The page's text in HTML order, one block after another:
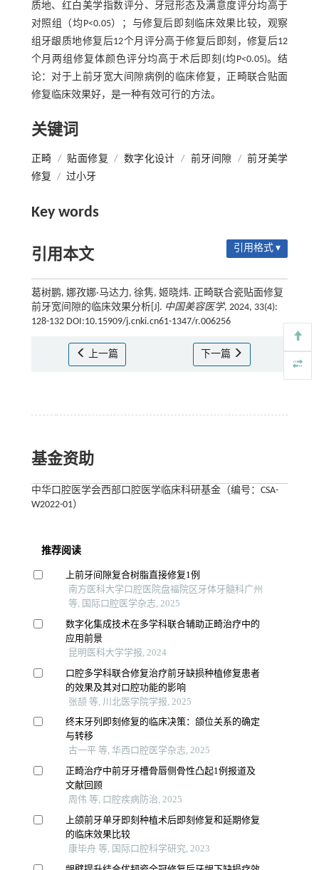
质地、红白美学指数评分、牙冠形态及满意度评分均高于
对照组（均P<0.05）；与修复后即刻临床效果比较，观察
组牙龈质地修复后12个月评分高于修复后即刻，修复后12
个月两组修复体颜色评分均高于术后即刻(均P<0.05)。结
论：对于上前牙宽大间隙病例的临床修复，正畸联合贴面
修复临床效果好，是一种有效可行的方法。
关键词
正畸 / 贴面修复 / 数字化设计 / 前牙间隙 /
前牙美学
修复 / 过小牙
Key words
引用本文 引用格式 ▾
葛树鹏, 娜孜娜·马达力, 徐隽, 姬晓炜. 正畸联合瓷贴面修复
前牙宽间隙的临床效果分析[J]. 中国美容医学, 2024, 33(4):
128-132 DOI:10.15909/j.cnki.cn61-1347/r.006256
上一篇 下一篇
基金资助
中华口腔医学会西部口腔医学临床科研基金（编号：CSA-
W2022-01）